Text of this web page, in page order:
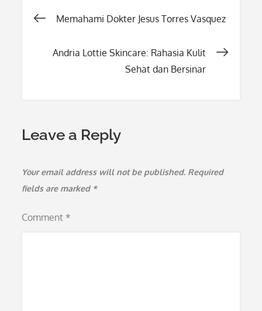
Post
navigation
Memahami Dokter Jesus Torres Vasquez
Andria Lottie Skincare: Rahasia Kulit
Sehat dan Bersinar
Leave a Reply
Your email address will not be published. Required
fields are marked *
Comment *